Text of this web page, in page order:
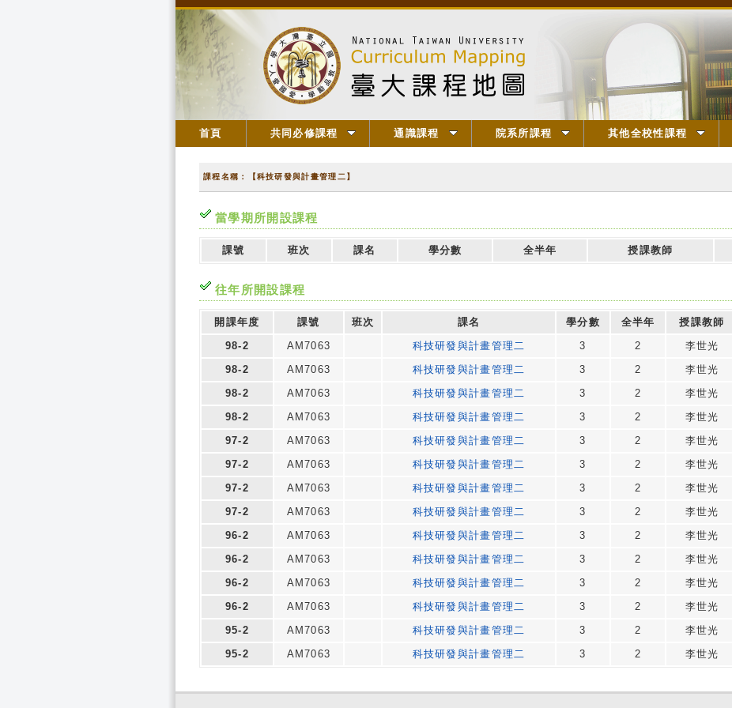
首頁 共同必修課程 通識課程 院系所課程 其他全校性課程
課程名稱：【科技研發與計畫管理二】
當學期所開設課程
課號 班次 課名 學分數 全半年 授課教師
往年所開設課程
開課年度 課號 班次 課名 學分數 全半年 授課教師
98-2
AM7063 科技研發與計畫管理二 3 2 李世光
98-2
AM7063 科技研發與計畫管理二 3 2 李世光
98-2
AM7063 科技研發與計畫管理二 3 2 李世光
98-2
AM7063 科技研發與計畫管理二 3 2 李世光
97-2
AM7063 科技研發與計畫管理二 3 2 李世光
97-2
AM7063 科技研發與計畫管理二 3 2 李世光
97-2
AM7063 科技研發與計畫管理二 3 2 李世光
97-2
AM7063 科技研發與計畫管理二 3 2 李世光
96-2
AM7063 科技研發與計畫管理二 3 2 李世光
96-2
AM7063 科技研發與計畫管理二 3 2 李世光
96-2
AM7063 科技研發與計畫管理二 3 2 李世光
96-2
AM7063 科技研發與計畫管理二 3 2 李世光
95-2
AM7063 科技研發與計畫管理二 3 2 李世光
95-2
AM7063 科技研發與計畫管理二 3 2 李世光